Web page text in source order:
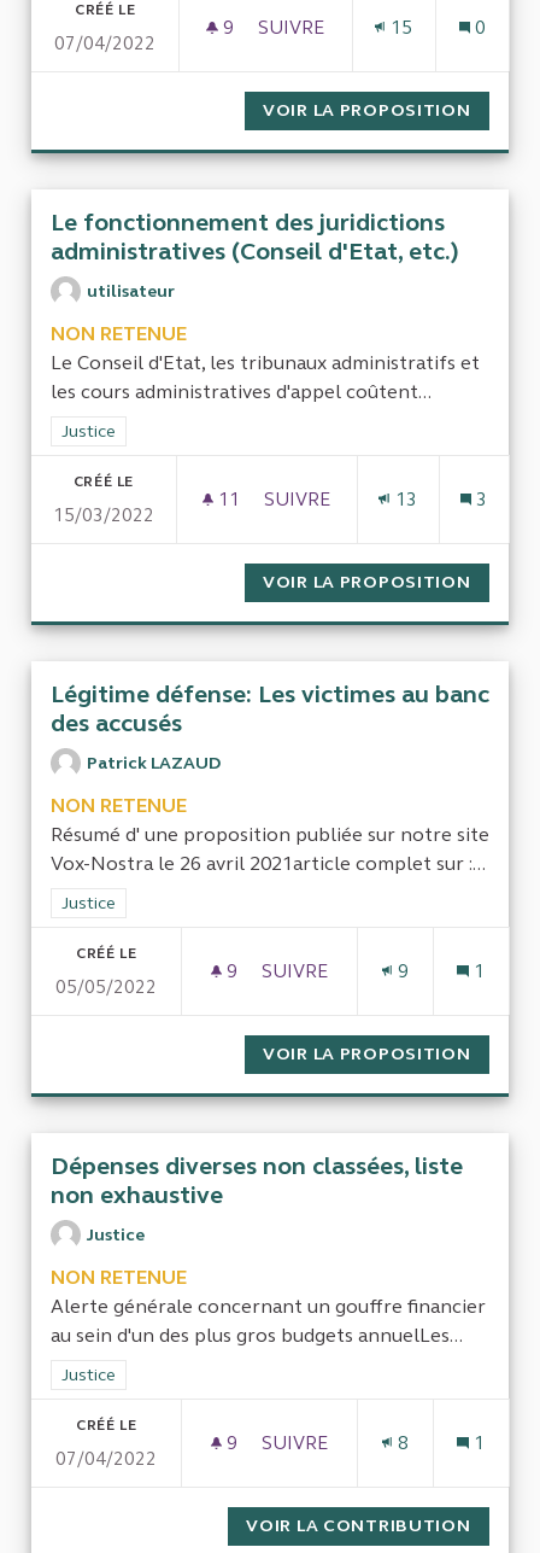
CRÉÉ LE
07/04/2022
9 9 ABONNÉS
SUIVRE
15 0
VOIR LA PROPOSITION
Le fonctionnement des juridictions
administratives (Conseil d'Etat, etc.)
utilisateur
NON RETENUE
Le Conseil d'Etat, les tribunaux administratifs et
les cours administratives d'appel coûtent...
Filtrer les résultats de la catégorie : Justice
Justice
CRÉÉ LE
15/03/2022
11 11 ABONNÉS
SUIVRE
13 3
VOIR LA PROPOSITION
Légitime défense: Les victimes au banc
des accusés
Patrick LAZAUD
NON RETENUE
Résumé d' une proposition publiée sur notre site
Vox-Nostra le 26 avril 2021article complet sur :...
Filtrer les résultats de la catégorie : Justice
Justice
CRÉÉ LE
05/05/2022
9 9 ABONNÉS
SUIVRE
9 1
VOIR LA PROPOSITION
Dépenses diverses non classées, liste
non exhaustive
Justice
NON RETENUE
Alerte générale concernant un gouffre financier
au sein d'un des plus gros budgets annuelLes...
Filtrer les résultats de la catégorie : Justice
Justice
CRÉÉ LE
07/04/2022
9 9 ABONNÉS
SUIVRE
8 1
VOIR LA CONTRIBUTION